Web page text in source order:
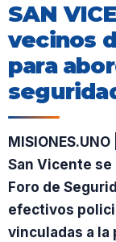
SAN
vecinos
para
San Vicente
Foro de
efectivos
vinculadas a la